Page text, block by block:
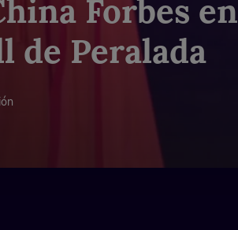
de Peralada